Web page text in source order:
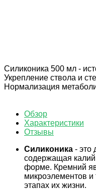
Силиконика 500 мл -
Укрепление ствола и
Нормализация
Обзор
Характеристики
Отзывы
Силиконика - это
содержащая
форме. Кремний
микроэлементов и
этапах их жизни.